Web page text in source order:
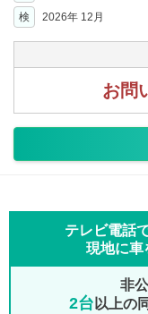
検
2026年 12月
お問
テレビ電話
現地に車
非
2台 以上の